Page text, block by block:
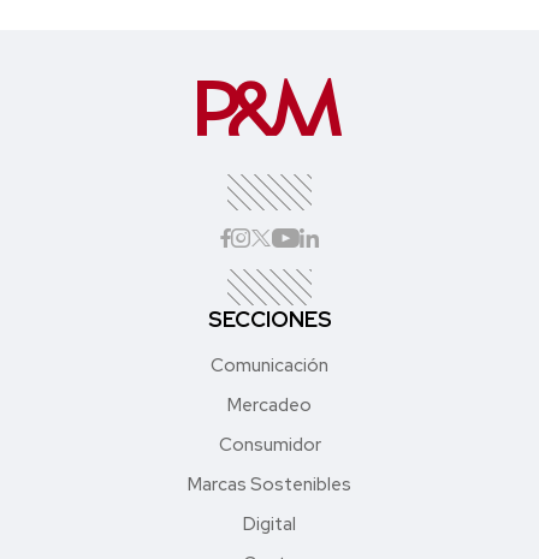
SECCIONES
Comunicación
Mercadeo
Consumidor
Marcas Sostenibles
Digital